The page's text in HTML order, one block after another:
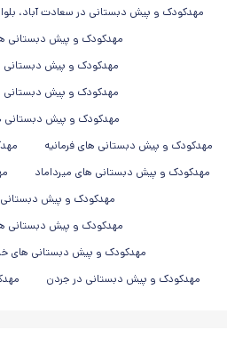
مهدکودک و پیش دبستانی در سعادت آباد،
مهدکودک و پیش دبستانی
مهدکودک و پیش دبستانی
مهدکودک و پیش دبستانی
مهدکودک و پیش دبستانی
مهدکودک و پیش دبستانی های فرمانیه
مهدکودک و پیش دبستانی های میرداماد
مهدکودک و پیش دبستانی
مهدکودک و پیش دبستانی
مهدکودک و پیش دبستانی های
مهدکودک و پیش دبستانی در جردن